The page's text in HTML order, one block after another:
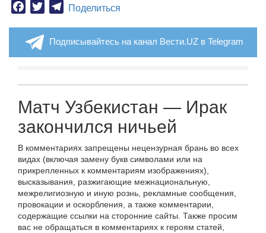
Facebook
TwitterTelegram
Поделиться
Подписывайтесь на канал Вести.UZ в Telegram
Матч Узбекистан — Ирак
закончился ничьей
В комментариях запрещены нецензурная брань во всех
видах (включая замену букв символами или на
прикрепленных к комментариям изображениях),
высказывания, разжигающие межнациональную,
межрелигиозную и иную рознь, рекламные сообщения,
провокации и оскорбления, а также комментарии,
содержащие ссылки на сторонние сайты. Также просим
вас не обращаться в комментариях к героям статей,